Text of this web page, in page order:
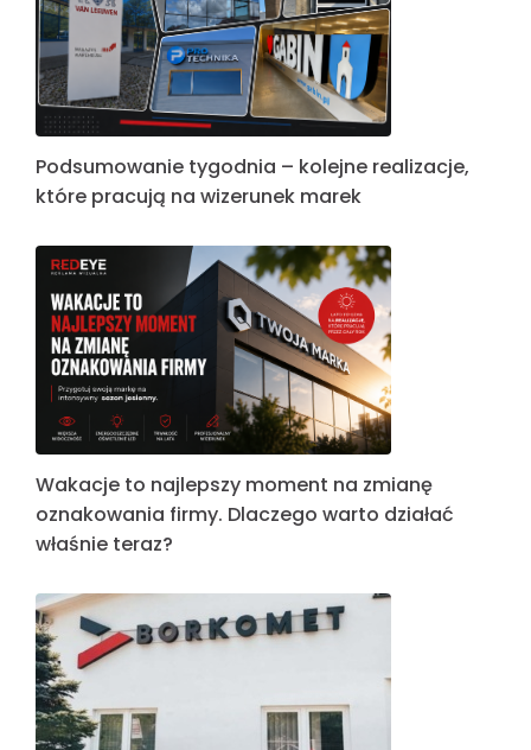
Podsumowanie tygodnia – kolejne realizacje,
które pracują na wizerunek marek
Wakacje to najlepszy moment na zmianę
oznakowania firmy. Dlaczego warto działać
właśnie teraz?